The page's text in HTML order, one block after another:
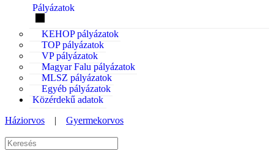
Pályázatok
KEHOP pályázatok
TOP pályázatok
VP pályázatok
Magyar Falu pályázatok
MLSZ pályázatok
Egyéb pályázatok
Közérdekű adatok
Háziorvos | Gyermekorvos